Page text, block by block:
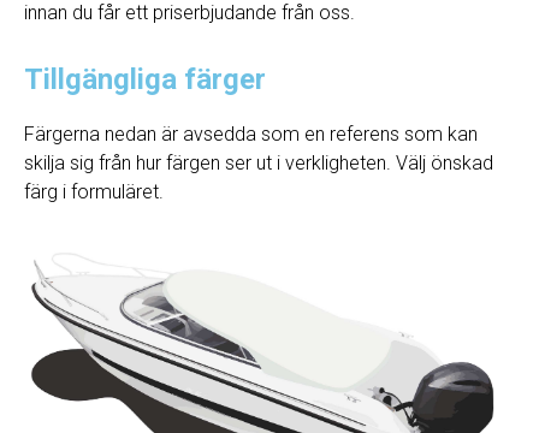
innan du får ett priserbjudande från oss.
Tillgängliga färger
Färgerna nedan är avsedda som en referens som kan
skilja sig från hur färgen ser ut i verkligheten. Välj önskad
färg i formuläret.